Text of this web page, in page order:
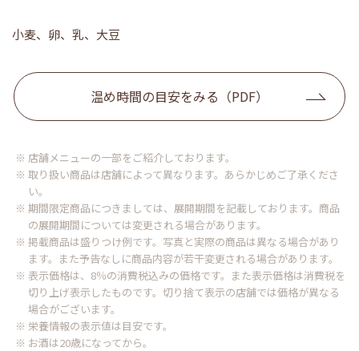
小麦、卵、乳、大豆
温め時間の目安をみる（PDF）
※ 店舗メニューの一部をご紹介しております。
※ 取り扱い商品は店舗によって異なります。あらかじめご了承くださ
い。
※ 期間限定商品につきましては、展開期間を記載しております。商品
の展開期間については変更される場合があります。
※ 掲載商品は盛りつけ例です。写真と実際の商品は異なる場合があり
ます。また予告なしに商品内容が若干変更される場合があります。
※ 表示価格は、8％の消費税込みの価格です。また表示価格は消費税を
切り上げ表示したものです。切り捨て表示の店舗では価格が異なる
場合がございます。
※ 栄養情報の表示値は目安です。
※ お酒は20歳になってから。